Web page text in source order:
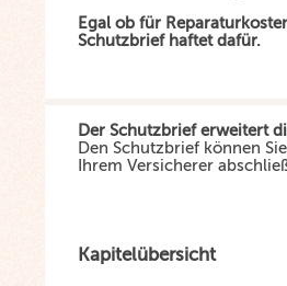
Egal ob für
Schutzbrief haftet dafür.
Der Schutzbrief erweitert
Den Schutzbrief können
Ihrem Versicherer
Kapitelübersicht